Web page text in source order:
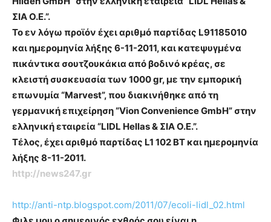
ΣΙΑ Ο.Ε.”.
Το εν λόγω προϊόν έχει αριθμό παρτίδας L91185010
και ημερομηνία λήξης 6-11-2011, και κατεψυγμένα
πικάντικα σουτζουκάκια από βοδινό κρέας, σε
κλειστή συσκευασία των 1000 gr, με την εμπορική
επωνυμία “Marvest”, που διακινήθηκε από τη
γερμανική επιχείρηση “Vion Convenience GmbH” στην
ελληνική εταιρεία “LIDL Hellas & ΣΙΑ Ο.Ε.”.
Τέλος, έχει αριθμό παρτίδας L1 102 BT και ημερομηνία
λήξης 8-11-2011.
http://news247.gr
http://anti-ntp.blogspot.com/2011/07/ecoli-lidl_02.html